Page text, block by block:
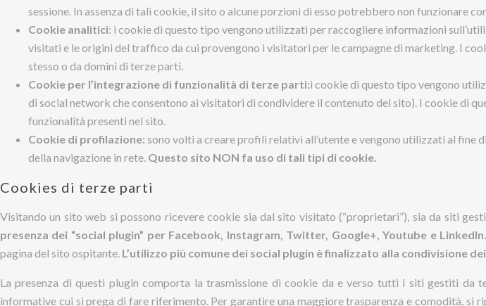
sessione. In assenza di tali cookie, il sito o alcune porzioni di esso potrebbero non funzionare
Cookie analitici: i cookie di questo tipo vengono utilizzati per raccogliere informazioni
visitati e le origini del traffico da cui provengono i visitatori per le campagne di marketing. I
stesso o da domini di terze parti.
Cookie per l’integrazione di funzionalità di terze parti:i cookie di questo tipo vengono
di social network che consentono ai visitatori di condividere il contenuto del sito). I cookie di
funzionalità presenti nel sito.
Cookie di profilazione: sono volti a creare profili relativi all’utente e vengono utilizzati al fine
della navigazione in rete. Questo sito NON fa uso di tali tipi di cookie.
Cookies di terze parti
Visitando un sito web si possono ricevere cookie sia dal sito visitato (“proprietari”), sia da siti
presenza dei “social plugin” per Facebook, Instagram, Twitter, Google+, Youtube e LinkedIn.
pagina del sito ospitante. L’utilizzo più comune dei social plugin è finalizzato alla condivisione
La presenza di questi plugin comporta la trasmissione di cookie da e verso tutti i siti gestiti da
informative cui si prega di fare riferimento. Per garantire una maggiore trasparenza e comodità,